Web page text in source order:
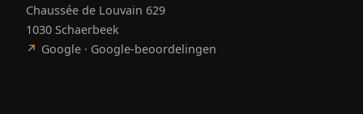
Chaussée de Louvain 629
1030 Schaerbeek
↗ Google · Google-beoordelingen